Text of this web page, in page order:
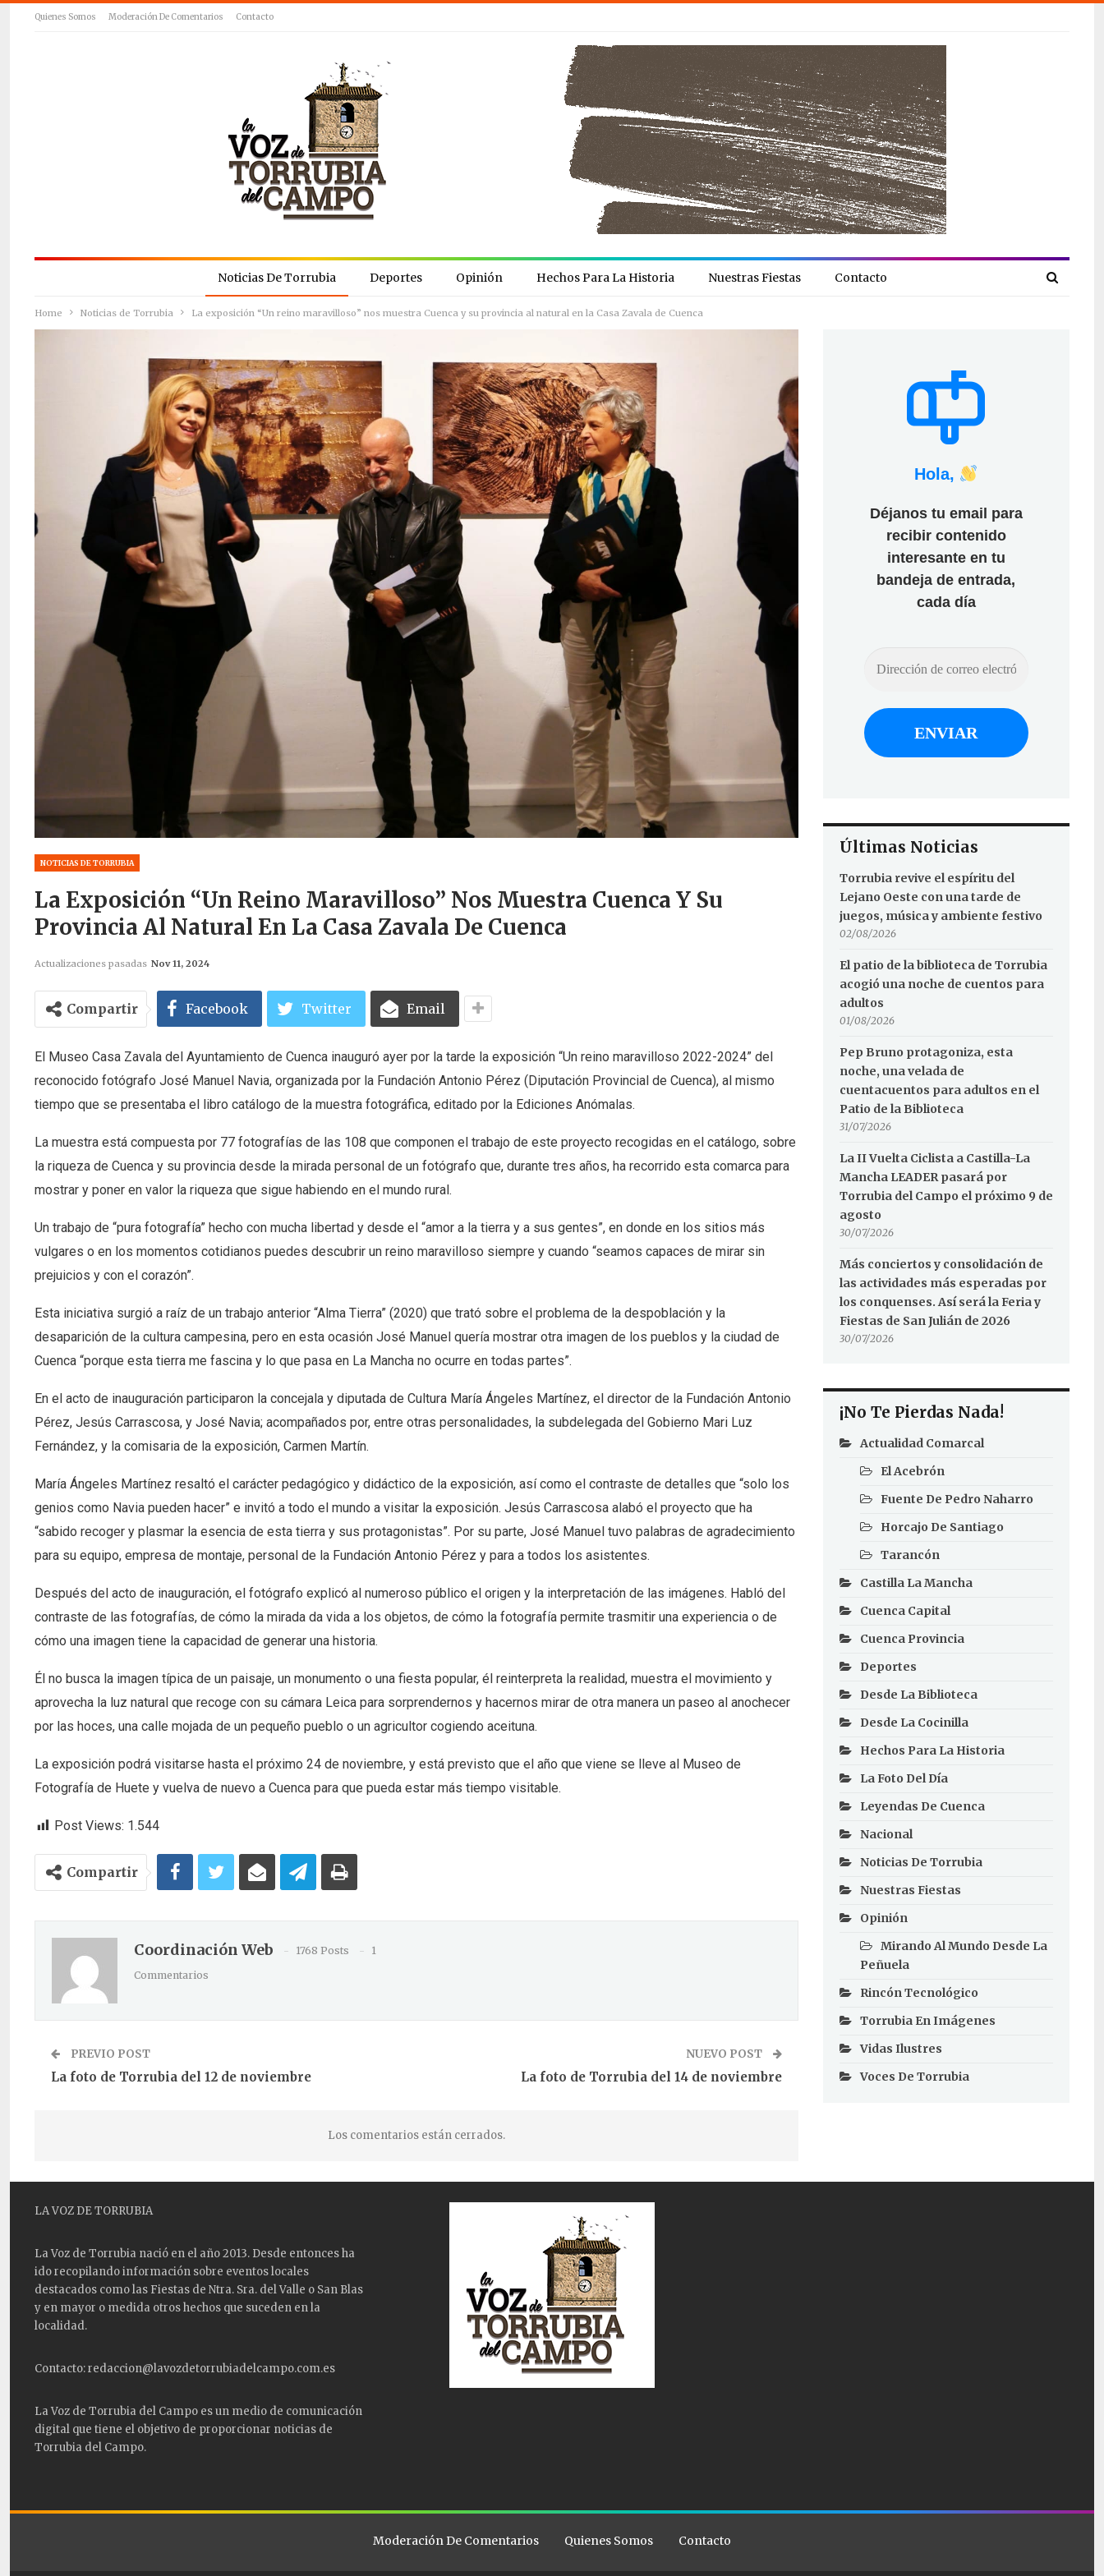
Quienes Somos Moderación De Comentarios Contacto
Noticias De Torrubia Deportes Opinión Hechos Para La Historia Nuestras Fiestas Contacto
Home Noticias de Torrubia La exposición “Un reino maravilloso” nos muestra Cuenca y su provincia al natural en la Casa Zavala de Cuenca
NOTICIAS DE TORRUBIA
La Exposición “Un Reino Maravilloso” Nos Muestra Cuenca Y Su
Provincia Al Natural En La Casa Zavala De Cuenca
Actualizaciones pasadas Nov 11, 2024
Compartir Facebook Twitter Email
El Museo Casa Zavala del Ayuntamiento de Cuenca inauguró ayer por la tarde la exposición “Un reino maravilloso 2022-2024” del
reconocido fotógrafo José Manuel Navia, organizada por la Fundación Antonio Pérez (Diputación Provincial de Cuenca), al mismo
tiempo que se presentaba el libro catálogo de la muestra fotográfica, editado por la Ediciones Anómalas.
La muestra está compuesta por 77 fotografías de las 108 que componen el trabajo de este proyecto recogidas en el catálogo, sobre
la riqueza de Cuenca y su provincia desde la mirada personal de un fotógrafo que, durante tres años, ha recorrido esta comarca para
mostrar y poner en valor la riqueza que sigue habiendo en el mundo rural.
Un trabajo de “pura fotografía” hecho con mucha libertad y desde el “amor a la tierra y a sus gentes”, en donde en los sitios más
vulgares o en los momentos cotidianos puedes descubrir un reino maravilloso siempre y cuando “seamos capaces de mirar sin
prejuicios y con el corazón”.
Esta iniciativa surgió a raíz de un trabajo anterior “Alma Tierra” (2020) que trató sobre el problema de la despoblación y la
desaparición de la cultura campesina, pero en esta ocasión José Manuel quería mostrar otra imagen de los pueblos y la ciudad de
Cuenca “porque esta tierra me fascina y lo que pasa en La Mancha no ocurre en todas partes”.
En el acto de inauguración participaron la concejala y diputada de Cultura María Ángeles Martínez, el director de la Fundación Antonio
Pérez, Jesús Carrascosa, y José Navia; acompañados por, entre otras personalidades, la subdelegada del Gobierno Mari Luz
Fernández, y la comisaria de la exposición, Carmen Martín.
María Ángeles Martínez resaltó el carácter pedagógico y didáctico de la exposición, así como el contraste de detalles que “solo los
genios como Navia pueden hacer” e invitó a todo el mundo a visitar la exposición. Jesús Carrascosa alabó el proyecto que ha
“sabido recoger y plasmar la esencia de esta tierra y sus protagonistas”. Por su parte, José Manuel tuvo palabras de agradecimiento
para su equipo, empresa de montaje, personal de la Fundación Antonio Pérez y para a todos los asistentes.
Después del acto de inauguración, el fotógrafo explicó al numeroso público el origen y la interpretación de las imágenes. Habló del
contraste de las fotografías, de cómo la mirada da vida a los objetos, de cómo la fotografía permite trasmitir una experiencia o de
cómo una imagen tiene la capacidad de generar una historia.
Él no busca la imagen típica de un paisaje, un monumento o una fiesta popular, él reinterpreta la realidad, muestra el movimiento y
aprovecha la luz natural que recoge con su cámara Leica para sorprendernos y hacernos mirar de otra manera un paseo al anochecer
por las hoces, una calle mojada de un pequeño pueblo o un agricultor cogiendo aceituna.
La exposición podrá visitarse hasta el próximo 24 de noviembre, y está previsto que el año que viene se lleve al Museo de
Fotografía de Huete y vuelva de nuevo a Cuenca para que pueda estar más tiempo visitable.
Post Views: 1.544
Compartir
Coordinación Web 1768 Posts
1
Commentarios
PREVIO POST
La foto de Torrubia del 12 de noviembre
NUEVO POST
La foto de Torrubia del 14 de noviembre
Los comentarios están cerrados.
Hola,
Déjanos tu email para
recibir contenido
interesante en tu
bandeja de entrada,
cada día
Últimas Noticias
Torrubia revive el espíritu del
Lejano Oeste con una tarde de
juegos, música y ambiente festivo
02/08/2026
El patio de la biblioteca de Torrubia
acogió una noche de cuentos para
adultos
01/08/2026
Pep Bruno protagoniza, esta
noche, una velada de
cuentacuentos para adultos en el
Patio de la Biblioteca
31/07/2026
La II Vuelta Ciclista a Castilla-La
Mancha LEADER pasará por
Torrubia del Campo el próximo 9 de
agosto
30/07/2026
Más conciertos y consolidación de
las actividades más esperadas por
los conquenses. Así será la Feria y
Fiestas de San Julián de 2026
30/07/2026
¡No Te Pierdas Nada!
Actualidad Comarcal
El Acebrón
Fuente De Pedro Naharro
Horcajo De Santiago
Tarancón
Castilla La Mancha
Cuenca Capital
Cuenca Provincia
Deportes
Desde La Biblioteca
Desde La Cocinilla
Hechos Para La Historia
La Foto Del Día
Leyendas De Cuenca
Nacional
Noticias De Torrubia
Nuestras Fiestas
Opinión
Mirando Al Mundo Desde La
Peñuela
Rincón Tecnológico
Torrubia En Imágenes
Vidas Ilustres
Voces De Torrubia
LA VOZ DE TORRUBIA
La Voz de Torrubia nació en el año 2013. Desde entonces ha
ido recopilando información sobre eventos locales
destacados como las Fiestas de Ntra. Sra. del Valle o San Blas
y en mayor o medida otros hechos que suceden en la
localidad.
Contacto: redaccion@lavozdetorrubiadelcampo.com.es
La Voz de Torrubia del Campo es un medio de comunicación
digital que tiene el objetivo de proporcionar noticias de
Torrubia del Campo.
Moderación De Comentarios Quienes Somos Contacto